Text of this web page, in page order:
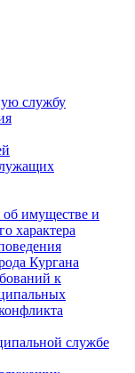
службу
об имуществе и
характера
Кургана
к
службе